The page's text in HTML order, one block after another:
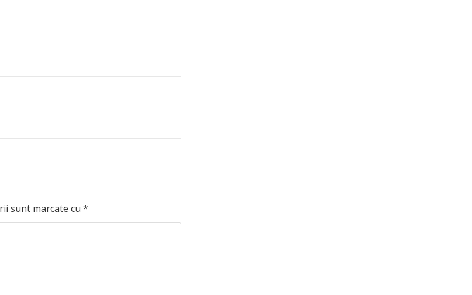
sunt marcate cu *